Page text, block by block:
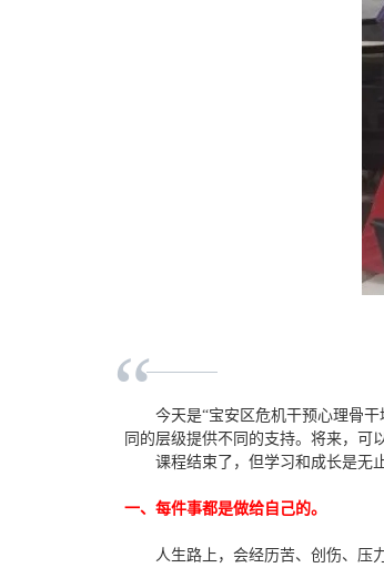
“今天是“宝安区危机干预心理骨
同的层级提供不同的支持。将来，可
课程结束了，但学习和成长是无止
一、每件事都是做给自己的。
人生路上，会经历苦、创伤、压